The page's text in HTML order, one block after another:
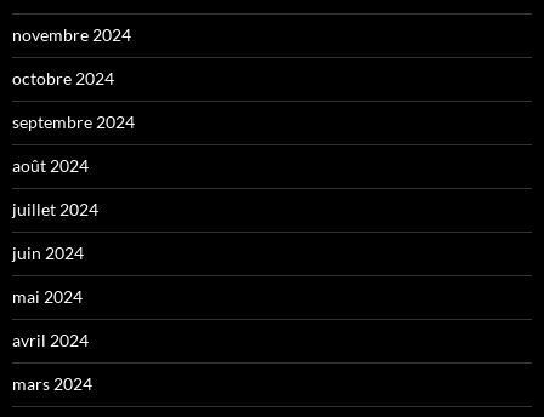
novembre 2024
octobre 2024
septembre 2024
août 2024
juillet 2024
juin 2024
mai 2024
avril 2024
mars 2024